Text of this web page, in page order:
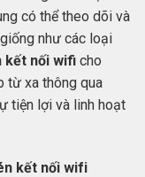
có thể theo dõi và
như các loại
kết nối wifi cho
từ xa thông qua
tiện lợi và linh hoạt
kết nối wifi